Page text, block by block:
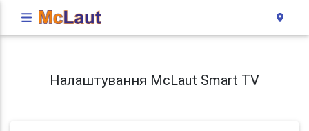
Налаштування McLaut Smart TV